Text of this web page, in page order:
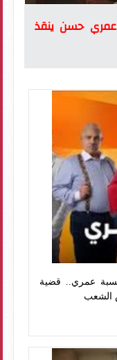
حسبة عمري حسن ينقذ
حسبة عمري.. قضية
الشعب